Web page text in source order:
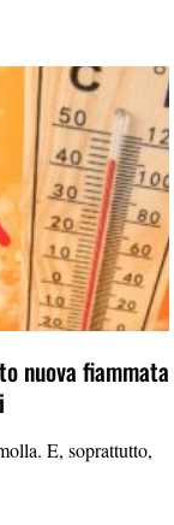
nuova fiammata
E, soprattutto,